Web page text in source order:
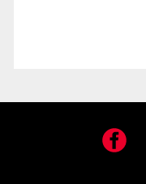
Facebook